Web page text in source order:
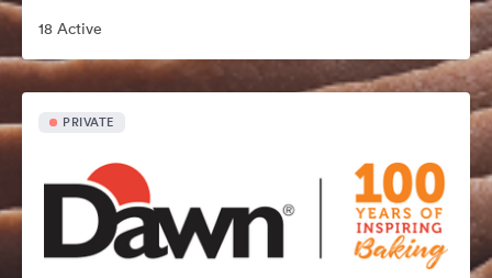
18 Active
PRIVATE